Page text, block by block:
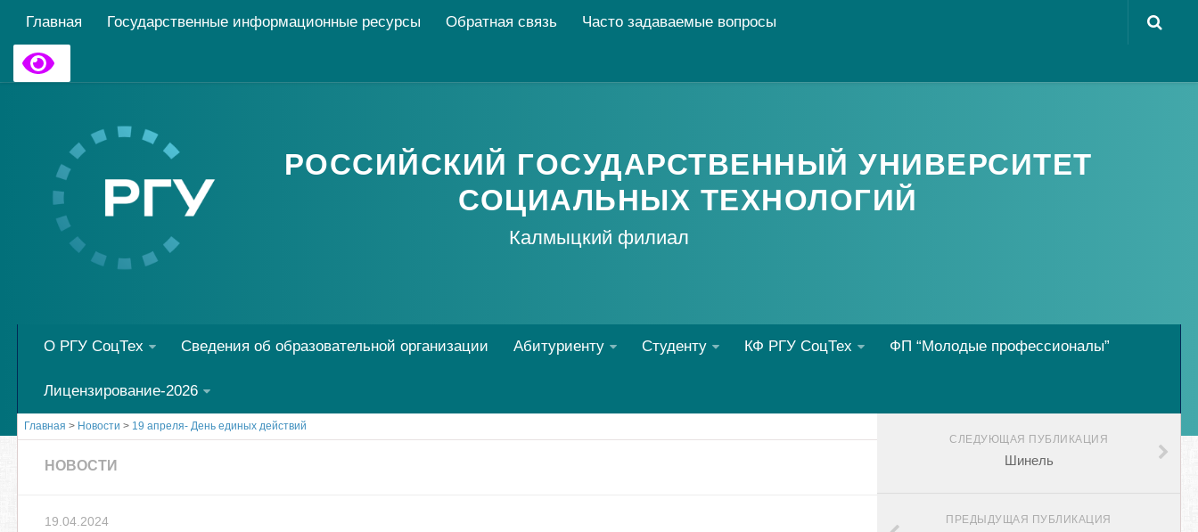
Главная Государственные информационные ресурсы Обратная связь Часто задаваемые вопросы
РОССИЙСКИЙ ГОСУДАРСТВЕННЫЙ УНИВЕРСИТЕТ
СОЦИАЛЬНЫХ ТЕХНОЛОГИЙ
Калмыцкий филиал
О РГУ СоцТех Сведения об образовательной организации Абитуриенту Студенту КФ РГУ СоцТех ФП “Молодые профессионалы”
Лицензирование-2026
Главная > Новости > 19 апреля- День единых действий
НОВОСТИ
19.04.2024
СЛЕДУЮЩАЯ ПУБЛИКАЦИЯ
Шинель
ПРЕДЫДУЩАЯ ПУБЛИКАЦИЯ